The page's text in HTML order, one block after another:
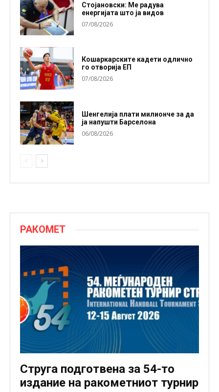
Стојановски: Ме радува
енергијата што ја видов
07/08/2026
Кошаркарските кадети одлично
го отворија ЕП
07/08/2026
Шенгелија плати милионче за да
ја напушти Барселона
06/08/2026
РАКОМЕТ
Струга подготвена за 54-то
издание на ракометниот турнир